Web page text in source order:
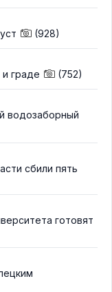
(928)
граде (752)
водозаборный
сбили пять
готовят